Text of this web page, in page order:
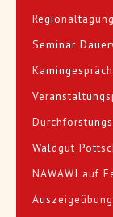
Seminar
Waldgut
NAWAWI auf